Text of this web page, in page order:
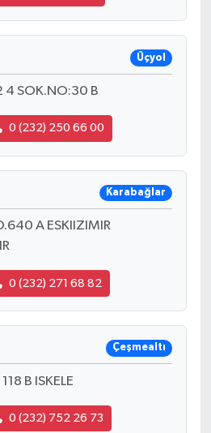
Üçyol
4 SOK.NO:30 B
0 (232) 250 66 00
Karabağlar
A ESKIIZIMIR
0 (232) 271 68 82
Çeşmealtı
B ISKELE
0 (232) 752 26 73